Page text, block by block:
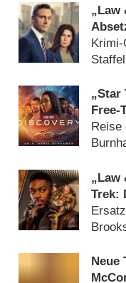
„Law
Krimi-
„Star
Free-
„Law
Trek: